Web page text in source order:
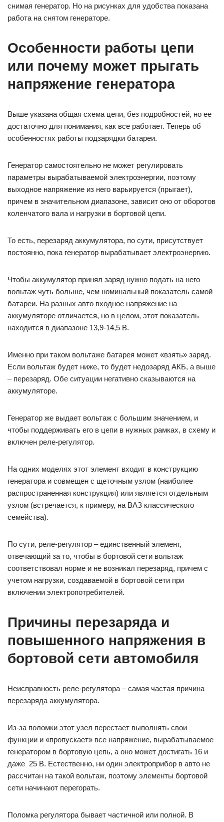
снимая генератор. Но на рисунках для удобства показана
работа на снятом генераторе.
Особенности работы цепи
или почему может прыгать
напряжение генератора
Выше указана общая схема цепи, без подробностей, но ее
достаточно для понимания, как все работает. Теперь об
особенностях работы подзарядки батареи.
Генератор самостоятельно не может регулировать
параметры вырабатываемой электроэнергии, поэтому
выходное напряжение из него варьируется (прыгает),
причем в значительном диапазоне, зависит оно от оборотов
коленчатого вала и нагрузки в бортовой цепи.
То есть, перезаряд аккумулятора, по сути, присутствует
постоянно, пока генератор вырабатывает электроэнергию.
Чтобы аккумулятор принял заряд нужно подать на него
вольтаж чуть больше, чем номинальный показатель самой
батареи. На разных авто входное напряжение на
аккумуляторе отличается, но в целом, этот показатель
находится в диапазоне 13,9-14,5 В.
Именно при таком вольтаже батарея может «взять» заряд.
Если вольтаж будет ниже, то будет недозаряд АКБ, а выше
– перезаряд. Обе ситуации негативно сказываются на
аккумуляторе.
Генератор же выдает вольтаж с большим значением, и
чтобы поддерживать его в цепи в нужных рамках, в схему и
включен реле-регулятор.
На одних моделях этот элемент входит в конструкцию
генератора и совмещен с щеточным узлом (наиболее
распространенная конструкция) или является отдельным
узлом (встречается, к примеру, на ВАЗ классического
семейства).
По сути, реле-регулятор – единственный элемент,
отвечающий за то, чтобы в бортовой сети вольтаж
соответствовал норме и не возникал перезаряд, причем с
учетом нагрузки, создаваемой в бортовой сети при
включении электропотребителей.
Причины перезаряда и
повышенного напряжения в
бортовой сети автомобиля
Неисправность реле-регулятора – самая частая причина
перезаряда аккумулятора.
Из-за поломки этот узел перестает выполнять свои
функции и «пропускает» все напряжение, вырабатываемое
генератором в бортовую цепь, а оно может достигать 16 и
даже 25 В. Естественно, ни один электроприбор в авто не
рассчитан на такой вольтаж, поэтому элементы бортовой
сети начинают перегорать.
Поломка регулятора бывает частичной или полной. В